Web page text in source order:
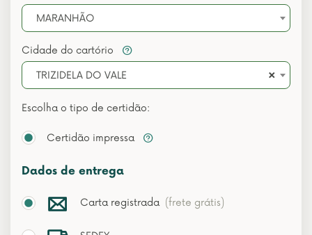
MARANHÃO
Cidade do cartório
×
TRIZIDELA DO VALE
Escolha o tipo de certidão:
Certidão impressa
Dados de entrega
Carta registrada (frete grátis)